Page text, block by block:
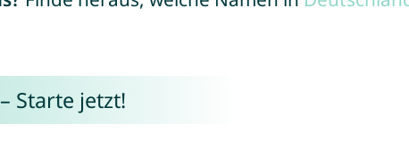
Starte jetzt!